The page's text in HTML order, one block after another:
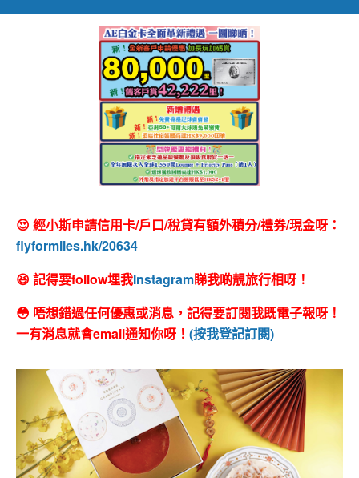
😍 經小斯申請信用卡/戶口/稅貸有額外積分/禮券/現金呀：
flyformiles.hk/20634
😆 記得要follow埋我Instagram睇我啲靚旅行相呀！
😳 唔想錯過任何優惠或消息，記得要訂閱我既電子報呀！
一有消息就會email通知你呀！ (按我登記訂閱)